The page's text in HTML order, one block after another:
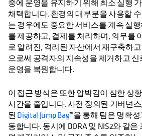
중에 운영을 유지하기 위해 최소 실행
채택합니다. 환경의 대부분을 사용할
는 경우에도 중요한 서비스를 계속 실
를 제공하고, 결제를 처리하며, 의무를
로 알려진, 격리된 자산에서 재구축하
으로써 공격자의 지속성을 제거하고
운영을 복원합니다.
이 접근 방식은 또한 압박감이 심한 상
시간을 줄입니다. 사전 정의된 거버넌
된 Digital Jump Bag™을 통해 팀은 명확
동합니다. 동시에 DORA 및 NIS2와 같